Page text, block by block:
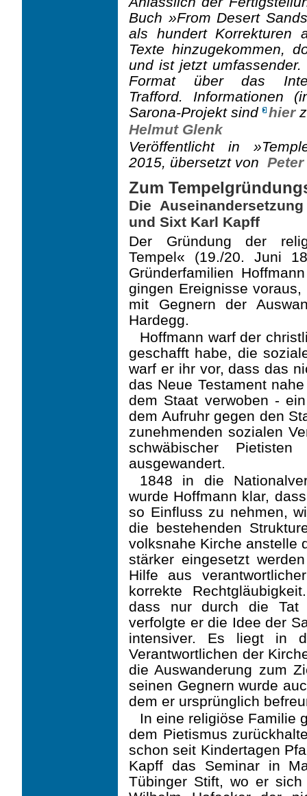
Buch »From Desert
als hundert Korrekturen
Texte hinzugekommen,
und ist jetzt
Format über das
Trafford. Informationen
Sarona-Projekt sind
hier
Helmut Glenk
Veröffentlicht in
2015, übersetzt von
Zum
Die
und Sixt Karl Kapff
Der Gründung der
Tempel« (19./20. Juni
Gründerfamilien
gingen Ereignisse
mit Gegnern der
Hardegg.
Hoffmann warf der
geschafft habe, die
warf er ihr vor, dass das
das Neue Testament
dem Staat verwoben -
dem Aufruhr gegen den
zunehmenden sozialen
schwäbischer
ausgewandert.
1848 in die
wurde Hoffmann klar,
so Einfluss zu nehmen,
die bestehenden
volksnahe Kirche anstelle
stärker eingesetzt
Hilfe aus
korrekte
dass nur durch die Tat
verfolgte er die Idee der
intensiver. Es liegt in
Verantwortlichen der
die Auswanderung zum
seinen Gegnern wurde
dem er ursprünglich
In eine religiöse Familie
dem Pietismus
schon seit Kindertagen
Kapff das Seminar in
Tübinger Stift, wo er